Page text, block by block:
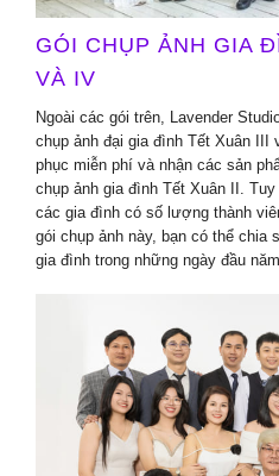
GÓI CHỤP ẢNH GIA
VÀ IV
Ngoài các gói trên, Lavender
chụp ảnh đại gia đình Tết Xuân III
phục miễn phí và nhận các sản
chụp ảnh gia đình Tết Xuân II.
các gia đình có số lượng thành
gói chụp ảnh này, bạn có thể chia
gia đình trong những ngày đầu